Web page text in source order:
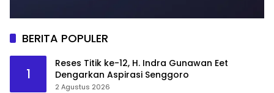
BERITA POPULER
1
Reses Titik ke-12, H. Indra Gunawan Eet
Dengarkan Aspirasi Senggoro
2 Agustus 2026